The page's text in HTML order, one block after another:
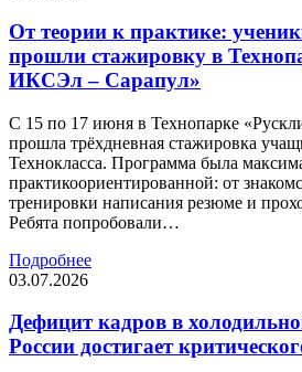
От теории к практике:
прошли стажировку в
ИКСЭл – Сарапул»
С 15 по 17 июня в Технопарке
прошла трёхдневная стажировка
Технокласса. Программа была
практикоориентированной: от
тренировки написания резюме и
Ребята попробовали…
Подробнее
03.07.2026
Дефицит кадров в
России достигает